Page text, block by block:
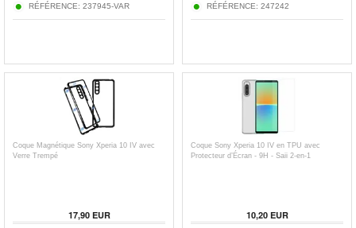
RÉFÉRENCE: 237945-VAR RÉFÉRENCE: 247242
Coque Magnétique Sony Xperia 10 IV avec
Verre Trempé
17,90EUR
Coque Sony Xperia 10 IV en TPU avec
Protecteur d’Écran - 9H - Saii 2-en-1
10,20EUR